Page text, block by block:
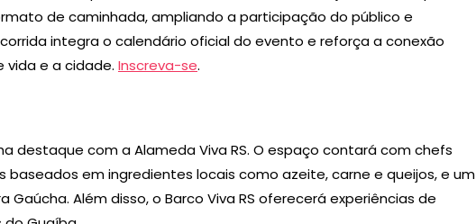
de caminhada, ampliando a participação do público e
integra o calendário oficial do evento e reforça a conexão
vida e a cidade. Inscreva-se.
destaque com a Alameda Viva RS. O espaço contará com chefs
baseados em ingredientes locais como azeite, carne e queijos, e um
Gaúcha. Além disso, o Barco Viva RS oferecerá experiências de